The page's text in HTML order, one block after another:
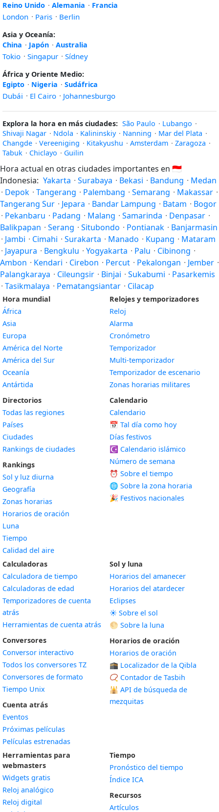
Reino Unido · Alemania · Francia
London · Paris · Berlin
Asia y Oceanía:
China · Japón · Australia
Tokio · Singapur · Sídney
África y Oriente Medio:
Egipto · Nigeria · Sudáfrica
Dubái · El Cairo · Johannesburgo
Explora la hora en más ciudades: São Paulo · Lubango ·
Shivaji Nagar · Ndola · Kalininskiy · Nanning · Mar del Plata ·
Changde · Vereeniging · Kitakyushu · Amsterdam · Zaragoza ·
Tabuk · Chiclayo · Guilin
Hora actual en otras ciudades importantes en 🇮🇩
Indonesia: Yakarta · Surabaya · Bekasi · Bandung · Medan
· Depok · Tangerang · Palembang · Semarang · Makassar ·
Tangerang Sur · Jepara · Bandar Lampung · Batam · Bogor
· Pekanbaru · Padang · Malang · Samarinda · Denpasar ·
Balikpapan · Serang · Situbondo · Pontianak · Banjarmasin
· Jambi · Cimahi · Surakarta · Manado · Kupang · Mataram
· Jayapura · Bengkulu · Yogyakarta · Palu · Cibinong ·
Ambon · Kendari · Cirebon · Percut · Pekalongan · Jember ·
Palangkaraya · Cileungsir · Binjai · Sukabumi · Pasarkemis
· Tasikmalaya · Pematangsiantar · Cilacap
Hora mundial
África
Asia
Europa
América del Norte
América del Sur
Oceanía
Antártida
Directorios
Todas las regiones
Países
Ciudades
Rankings de ciudades
Rankings
Sol y luz diurna
Geografía
Zonas horarias
Horarios de oración
Luna
Tiempo
Calidad del aire
Relojes y temporizadores
Reloj
Alarma
Cronómetro
Temporizador
Multi-temporizador
Temporizador de escenario
Zonas horarias militares
Calendario
Calendario
📅 Tal día como hoy
Días festivos
☪️ Calendario islámico
Número de semana
⏰ Sobre el tiempo
🌐 Sobre la zona horaria
🎉 Festivos nacionales
Calculadoras
Calculadora de tiempo
Calculadoras de edad
Temporizadores de cuenta
atrás
Herramientas de cuenta atrás
Conversores
Conversor interactivo
Todos los conversores TZ
Conversores de formato
Tiempo Unix
Cuenta atrás
Eventos
Próximas películas
Películas estrenadas
Sol y luna
Horarios del amanecer
Horarios del atardecer
Eclipses
☀️ Sobre el sol
🌕 Sobre la luna
Horarios de oración
Horarios de oración
🕋 Localizador de la Qibla
📿 Contador de Tasbih
🕌 API de búsqueda de
mezquitas
Herramientas para
webmasters
Widgets gratis
Reloj analógico
Reloj digital
Tiempo
Pronóstico del tiempo
Índice ICA
Recursos
Artículos